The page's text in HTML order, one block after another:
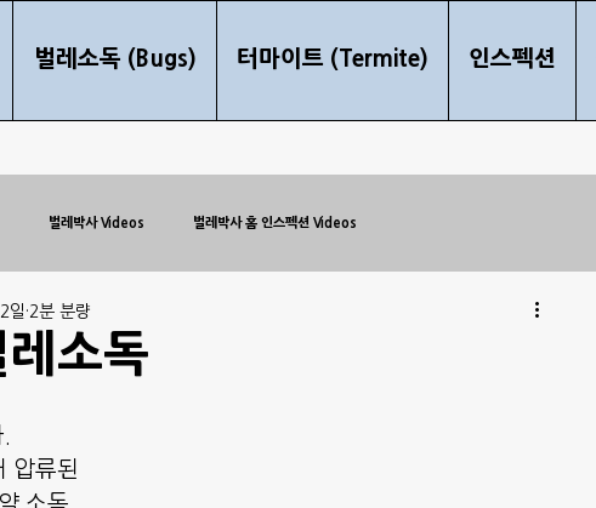
벌레소독 (Bugs) 터마이트 (Termite) 인스펙션
벌레박사 Videos 벌레박사 홈 인스펙션 Videos
소독
일 2분 분량
압류된